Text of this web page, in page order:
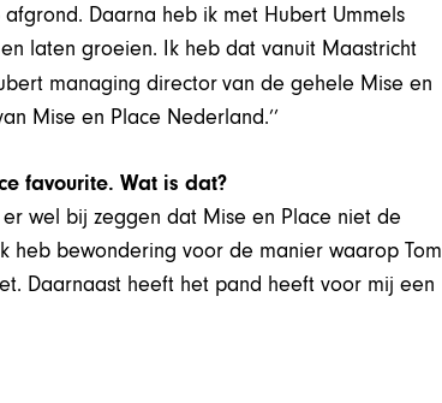
Daarna heb ik met Hubert Ummels
laten groeien. Ik heb dat vanuit Maastricht
managing director van de gehele Mise en
Mise en Place Nederland.’’
favourite. Wat is dat?
wel bij zeggen dat Mise en Place niet de
bewondering voor de manier waarop Tom
Daarnaast heeft het pand heeft voor mij een